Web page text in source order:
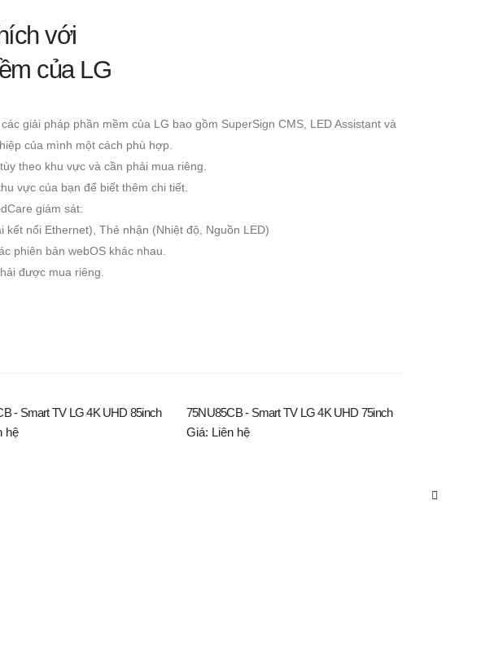
với
của LG
giải pháp phần mềm của LG bao gồm SuperSign CMS, LED Assistant và
của mình một cách phù hợp.
theo khu vực và cần phải mua riêng.
vực của bạn để biết thêm chi tiết.
giám sát:
nối Ethernet), Thẻ nhận (Nhiệt độ, Nguồn LED)
phiên bản webOS khác nhau.
được mua riêng.
- Smart TV LG 4K UHD 85inch
hệ
75NU85CB - Smart TV LG 4K UHD 75inch
Giá: Liên hệ